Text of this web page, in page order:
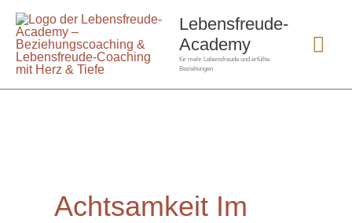
Zum
Inhalt
springen
Lebensfreude-
Academy
für mehr Lebensfreude und erfüllte
Beziehungen
Achtsamkeit Im